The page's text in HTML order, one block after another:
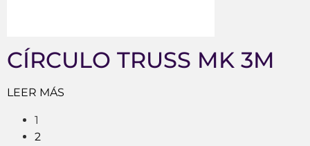
CÍRCULO TRUSS MK 3M
LEER MÁS
1
2